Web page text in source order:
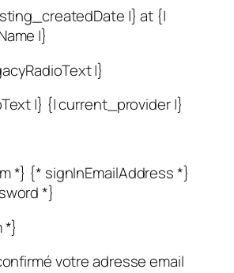
|} at {|
|}
|}
|} {| current_provider |}
*} {* signInEmailAddress *}
*}
*}
votre adresse email